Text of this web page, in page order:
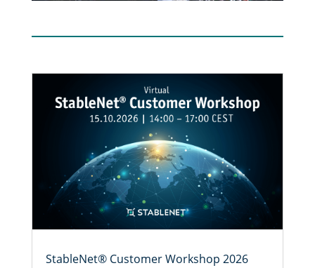
StableNet® Customer Workshop 2026